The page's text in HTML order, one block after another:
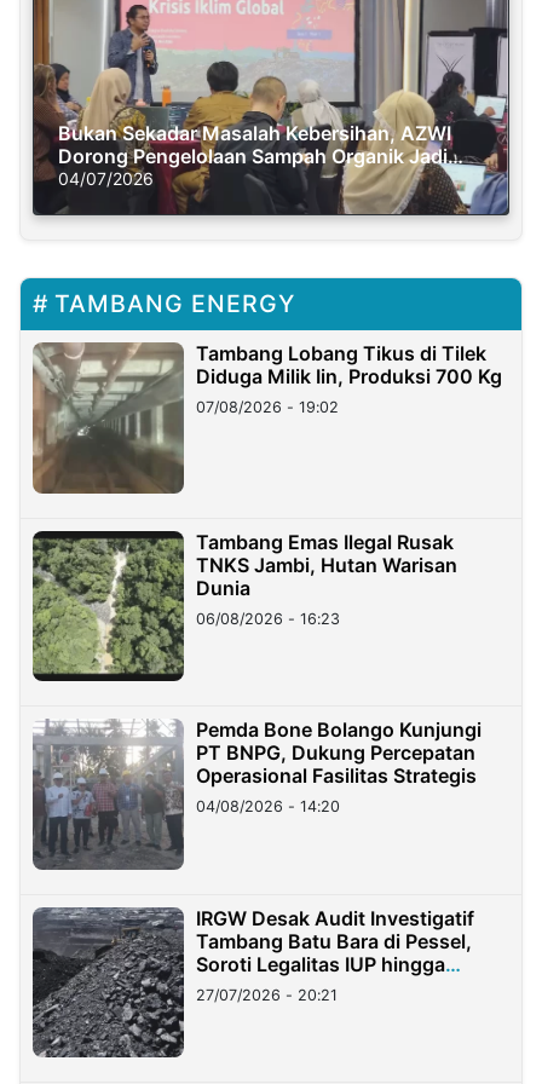
Bukan Sekadar Masalah Kebersihan, AZWI
Dorong Pengelolaan Sampah Organik Jadi
Solusi Krisis Iklim
04/07/2026
TAMBANG ENERGY
Tambang Lobang Tikus di Tilek
Diduga Milik Iin, Produksi 700 Kg
07/08/2026 - 19:02
Tambang Emas Ilegal Rusak
TNKS Jambi, Hutan Warisan
Dunia
06/08/2026 - 16:23
Pemda Bone Bolango Kunjungi
PT BNPG, Dukung Percepatan
Operasional Fasilitas Strategis
04/08/2026 - 14:20
IRGW Desak Audit Investigatif
Tambang Batu Bara di Pessel,
Soroti Legalitas IUP hingga
Stockpile
27/07/2026 - 20:21